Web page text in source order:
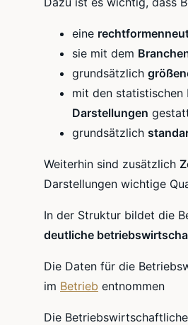
eine
sie mit dem
grundsätzlich
mit den statistischen
Darstellungen
grundsätzlich
Weiterhin sind zusätzlich
Darstellungen wichtige
In der Struktur bildet die
deutliche
Die Daten für die
im Betrieb entnommen
Die